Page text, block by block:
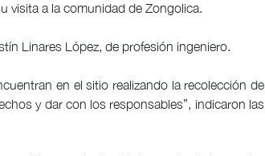
visita a la comunidad de Zongolica.
Linares López, de profesión ingeniero.
en el sitio realizando la recolección de
y dar con los responsables”, indicaron las